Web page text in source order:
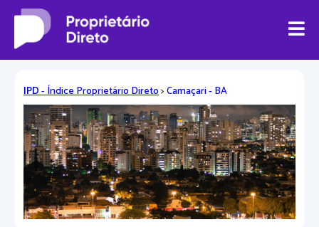
IPD- Índice Proprietário Direto>Camaçari - BA